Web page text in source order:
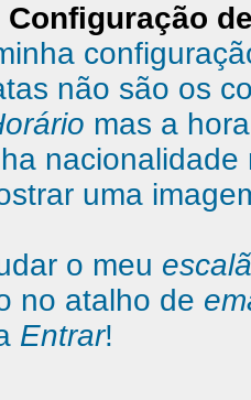
não são os
mas a
uma
o meu
no atalho de
Entrar!